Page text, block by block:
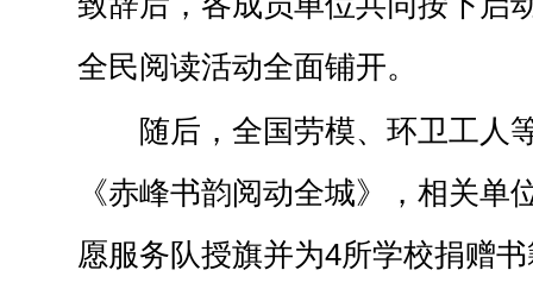
全民阅读活动全面铺开。
随后，全国劳模、环卫工人
《赤峰书韵阅动全城》，相关单
愿服务队授旗并为4所学校捐赠